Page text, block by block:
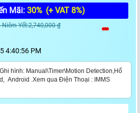
Mãi: 30% (+ VAT 8%)
Niêm Yết:2,740,000 ₫
4:40:56 PM
hình: Manual\Timer\Motion Detection,Hổ
Android .Xem qua Điện Thoại : IMMS